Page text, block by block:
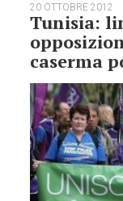
20 OTTOBRE 2012
Tunisia:
caserma